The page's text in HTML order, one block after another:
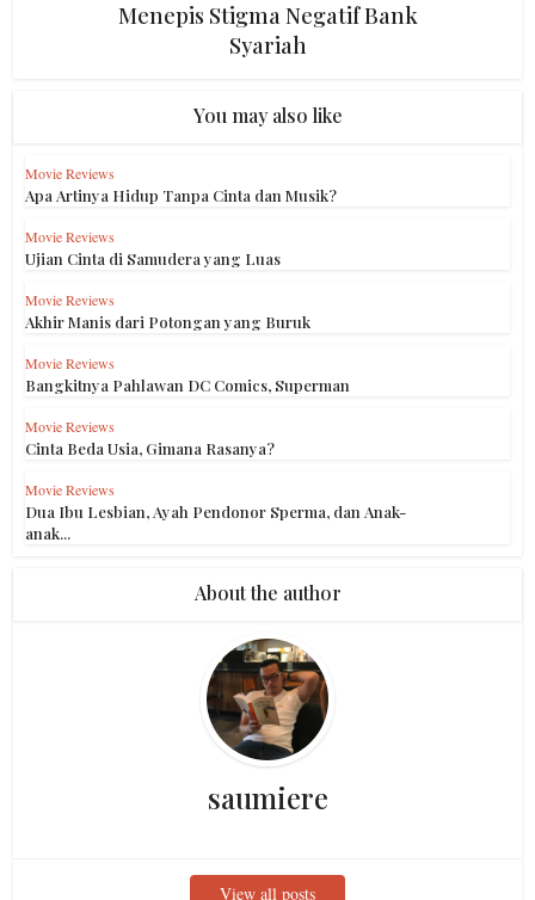
Menepis Stigma Negatif Bank
Syariah
You may also like
Movie Reviews
Apa Artinya Hidup Tanpa Cinta dan Musik?
Movie Reviews
Ujian Cinta di Samudera yang Luas
Movie Reviews
Akhir Manis dari Potongan yang Buruk
Movie Reviews
Bangkitnya Pahlawan DC Comics, Superman
Movie Reviews
Cinta Beda Usia, Gimana Rasanya?
Movie Reviews
Dua Ibu Lesbian, Ayah Pendonor Sperma, dan Anak-
anak...
About the author
saumiere
View all posts